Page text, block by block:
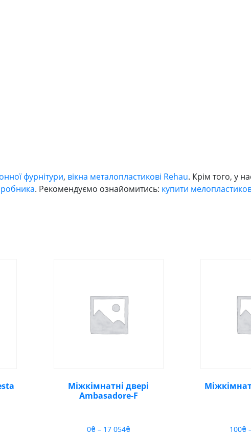
фурнітури, вікна металопластикові Rehau. Крім того, у
. Рекомендуємо ознайомитись: купити
Міжкімнатні двері
Ambasadore-F
0₴ – 17 054₴Діапазон
100₴